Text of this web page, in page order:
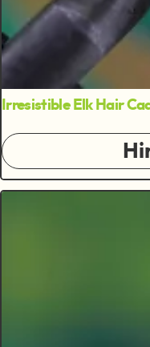
Irresistible Elk Hair